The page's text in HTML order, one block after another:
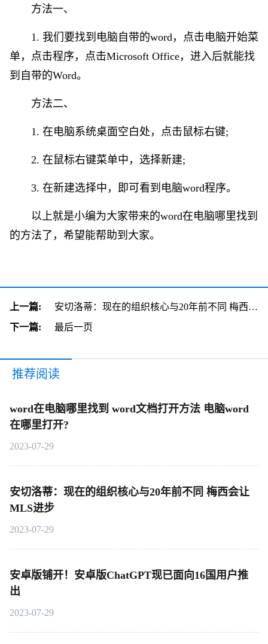
方法一、
1. 我们要找到电脑自带的word，点击电脑开始菜
单，点击程序，点击Microsoft Office，进入后就能找
到自带的Word。
方法二、
1. 在电脑系统桌面空白处，点击鼠标右键;
2. 在鼠标右键菜单中，选择新建;
3. 在新建选择中，即可看到电脑word程序。
以上就是小编为大家带来的word在电脑哪里找到
的方法了，希望能帮助到大家。
上一篇:
安切洛蒂：现在的组织核心与20年前不同 梅西会让MLS进步
下一篇:
最后一页
推荐阅读
word在电脑哪里找到 word文档打开方法 电脑word
在哪里打开?
2023-07-29
安切洛蒂：现在的组织核心与20年前不同 梅西会让
MLS进步
2023-07-29
安卓版铺开！安卓版ChatGPT现已面向16国用户推
出
2023-07-29